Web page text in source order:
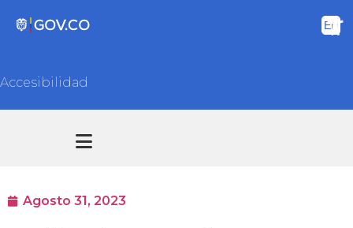
Accesibilidad
Agosto 31, 2023